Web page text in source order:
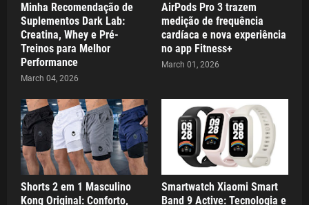
Minha Recomendação de
Suplementos Dark Lab:
Creatina, Whey e Pré-
Treinos para Melhor
Performance
March 04, 2026
AirPods Pro 3 trazem
medição de frequência
cardíaca e nova experiência
no app Fitness+
March 01, 2026
Shorts 2 em 1 Masculino
Kong Original: Conforto,
Smartwatch Xiaomi Smart
Band 9 Active: Tecnologia e